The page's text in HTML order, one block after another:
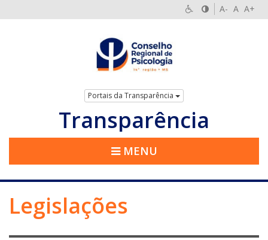
A- A A+
Portais da Transparência
Transparência
MENU
Legislações